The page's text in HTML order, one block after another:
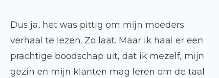
Dus ja, het was pittig om mijn moeders
verhaal te lezen. Zo laat. Maar ik haal er een
prachtige boodschap uit, dat ik mezelf, mijn
gezin en mijn klanten mag leren om de taal